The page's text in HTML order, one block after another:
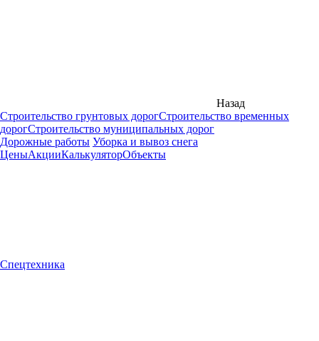
Назад
Строительство грунтовых дорогСтроительство временных
дорогСтроительство муниципальных дорог
Дорожные работы Уборка и вывоз снега
ЦеныАкцииКалькуляторОбъекты
Спецтехника